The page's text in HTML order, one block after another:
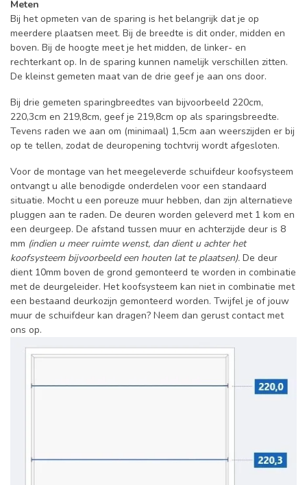
Meten
Bij het opmeten van de sparing is het belangrijk dat je op
meerdere plaatsen meet. Bij de breedte is dit onder, midden en
boven. Bij de hoogte meet je het midden, de linker- en
rechterkant op. In de sparing kunnen namelijk verschillen zitten.
De kleinst gemeten maat van de drie geef je aan ons door.
Bij drie gemeten sparingbreedtes van bijvoorbeeld 220cm,
220,3cm en 219,8cm, geef je 219,8cm op als sparingsbreedte.
Tevens raden we aan om (minimaal) 1,5cm aan weerszijden er bij
op te tellen, zodat de deuropening tochtvrij wordt afgesloten.
Voor de montage van het meegeleverde schuifdeur koofsysteem
ontvangt u alle benodigde onderdelen voor een standaard
situatie. Mocht u een poreuze muur hebben, dan zijn alternatieve
pluggen aan te raden. De deuren worden geleverd met 1 kom en
een deurgeep. De afstand tussen muur en achterzijde deur is 8
mm (indien u meer ruimte wenst, dan dient u achter het
koofsysteem bijvoorbeeld een houten lat te plaatsen). De deur
dient 10mm boven de grond gemonteerd te worden in combinatie
met de deurgeleider. Het koofsysteem kan niet in combinatie met
een bestaand deurkozijn gemonteerd worden. Twijfel je of jouw
muur de schuifdeur kan dragen? Neem dan gerust contact met
ons op.